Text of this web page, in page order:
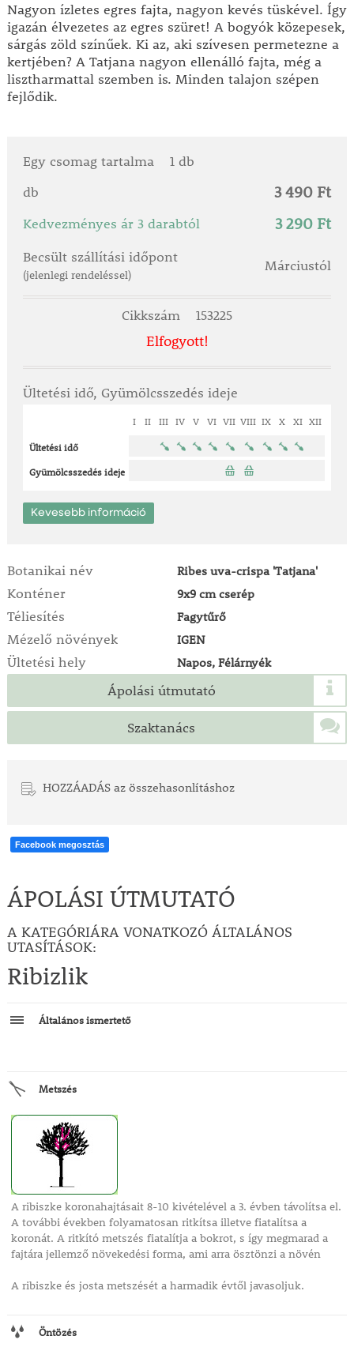
Nagyon ízletes egres fajta, nagyon kevés tüskével. Így
igazán élvezetes az egres szüret! A bogyók közepesek,
sárgás zöld színűek. Ki az, aki szívesen permetezne a
kertjében? A Tatjana nagyon ellenálló fajta, még a
lisztharmattal szemben is. Minden talajon szépen
fejlődik.
Egy csomag tartalma
1 db
db
3 490 Ft
Kedvezményes ár 3 darabtól 3 290 Ft
Becsült szállítási időpont
(jelenlegi rendeléssel)
Márciustól
Cikkszám 153225
Elfogyott!
Ültetési idő, Gyümölcsszedés ideje
I II III IV V VI VII VIII IX X XI XII
Ültetési idő
Gyümölcsszedés ideje
Kevesebb információ
Botanikai név Ribes uva-crispa 'Tatjana'
Konténer 9x9 cm cserép
Téliesítés Fagytűrő
Mézelő növények IGEN
Ültetési hely Napos, Félárnyék
Ápolási útmutató
Szaktanács
HOZZÁADÁS az összehasonlításhoz
Facebook megosztás
ÁPOLÁSI ÚTMUTATÓ
A KATEGÓRIÁRA VONATKOZÓ ÁLTALÁNOS
UTASÍTÁSOK:
Ribizlik
Általános ismertető
Metszés
A ribiszke koronahajtásait 8-10 kivételével a 3. évben távolítsa el.
A további években folyamatosan ritkítsa illetve fiatalítsa a
koronát. A ritkító metszés fiatalítja a bokrot, s így megmarad a
fajtára jellemző növekedési forma, ami arra ösztönzi a növén
A ribiszke és josta metszését a harmadik évtől javasoljuk.
Öntözés